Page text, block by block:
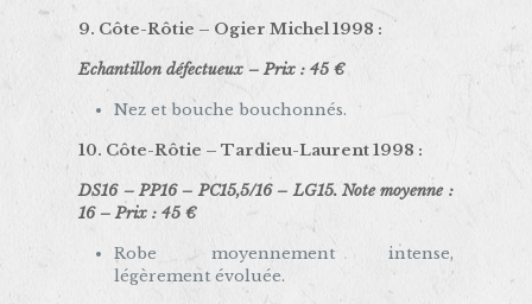
9. Côte-Rôtie – Ogier Michel 1998 :
Echantillon défectueux – Prix : 45 €
Nez et bouche bouchonnés.
10. Côte-Rôtie –Tardieu-Laurent 1998 :
DS16 – PP16 – PC15,5/16 – LG15. Note moyenne :
16 – Prix : 45 €
Robe moyennement intense,
légèrement évoluée.